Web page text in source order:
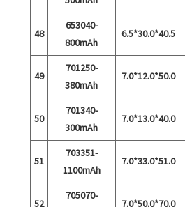
48
653040-
800mAh
6.5*30.0*40.5
49
701250-
380mAh
7.0*12.0*50.0
50
701340-
300mAh
7.0*13.0*40.0
51
703351-
1100mAh
7.0*33.0*51.0
52
705070-
7.0*50.0*70.0